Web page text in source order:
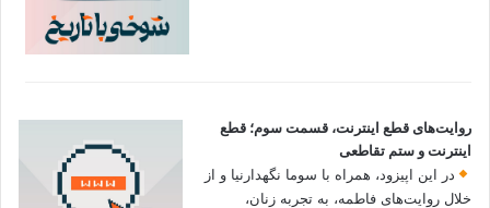
روایت‌های قطع اینترنت، قسمت سوم؛ قطع
اینترنت و ستم تقاطعی
در این اپیزود، همراه با سوما نگهدارنیا و از
خلال روایت‌های فاطمه، به تجربه زنان،